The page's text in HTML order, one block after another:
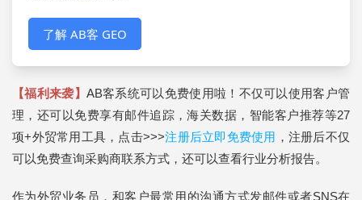
了解 AB客 GEO
【福利来袭】 AB客系统可以免费使用啦！不仅可以使用客户管
理，还可以免费享有邮件追踪，海关数据，智能客户推荐等27
项+外贸常用工具，点击>>>注册后立即免费使用 ，注册后不仅
可以免费查询采购商联系方式，还可以查看行业分析报告。
作为外贸业务员，和客户最常用的沟通方式发邮件或者SNS在